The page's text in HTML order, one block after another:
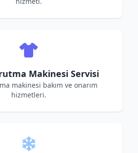
Makinesi Servisi
makinesi bakım ve onarım
hizmetleri.